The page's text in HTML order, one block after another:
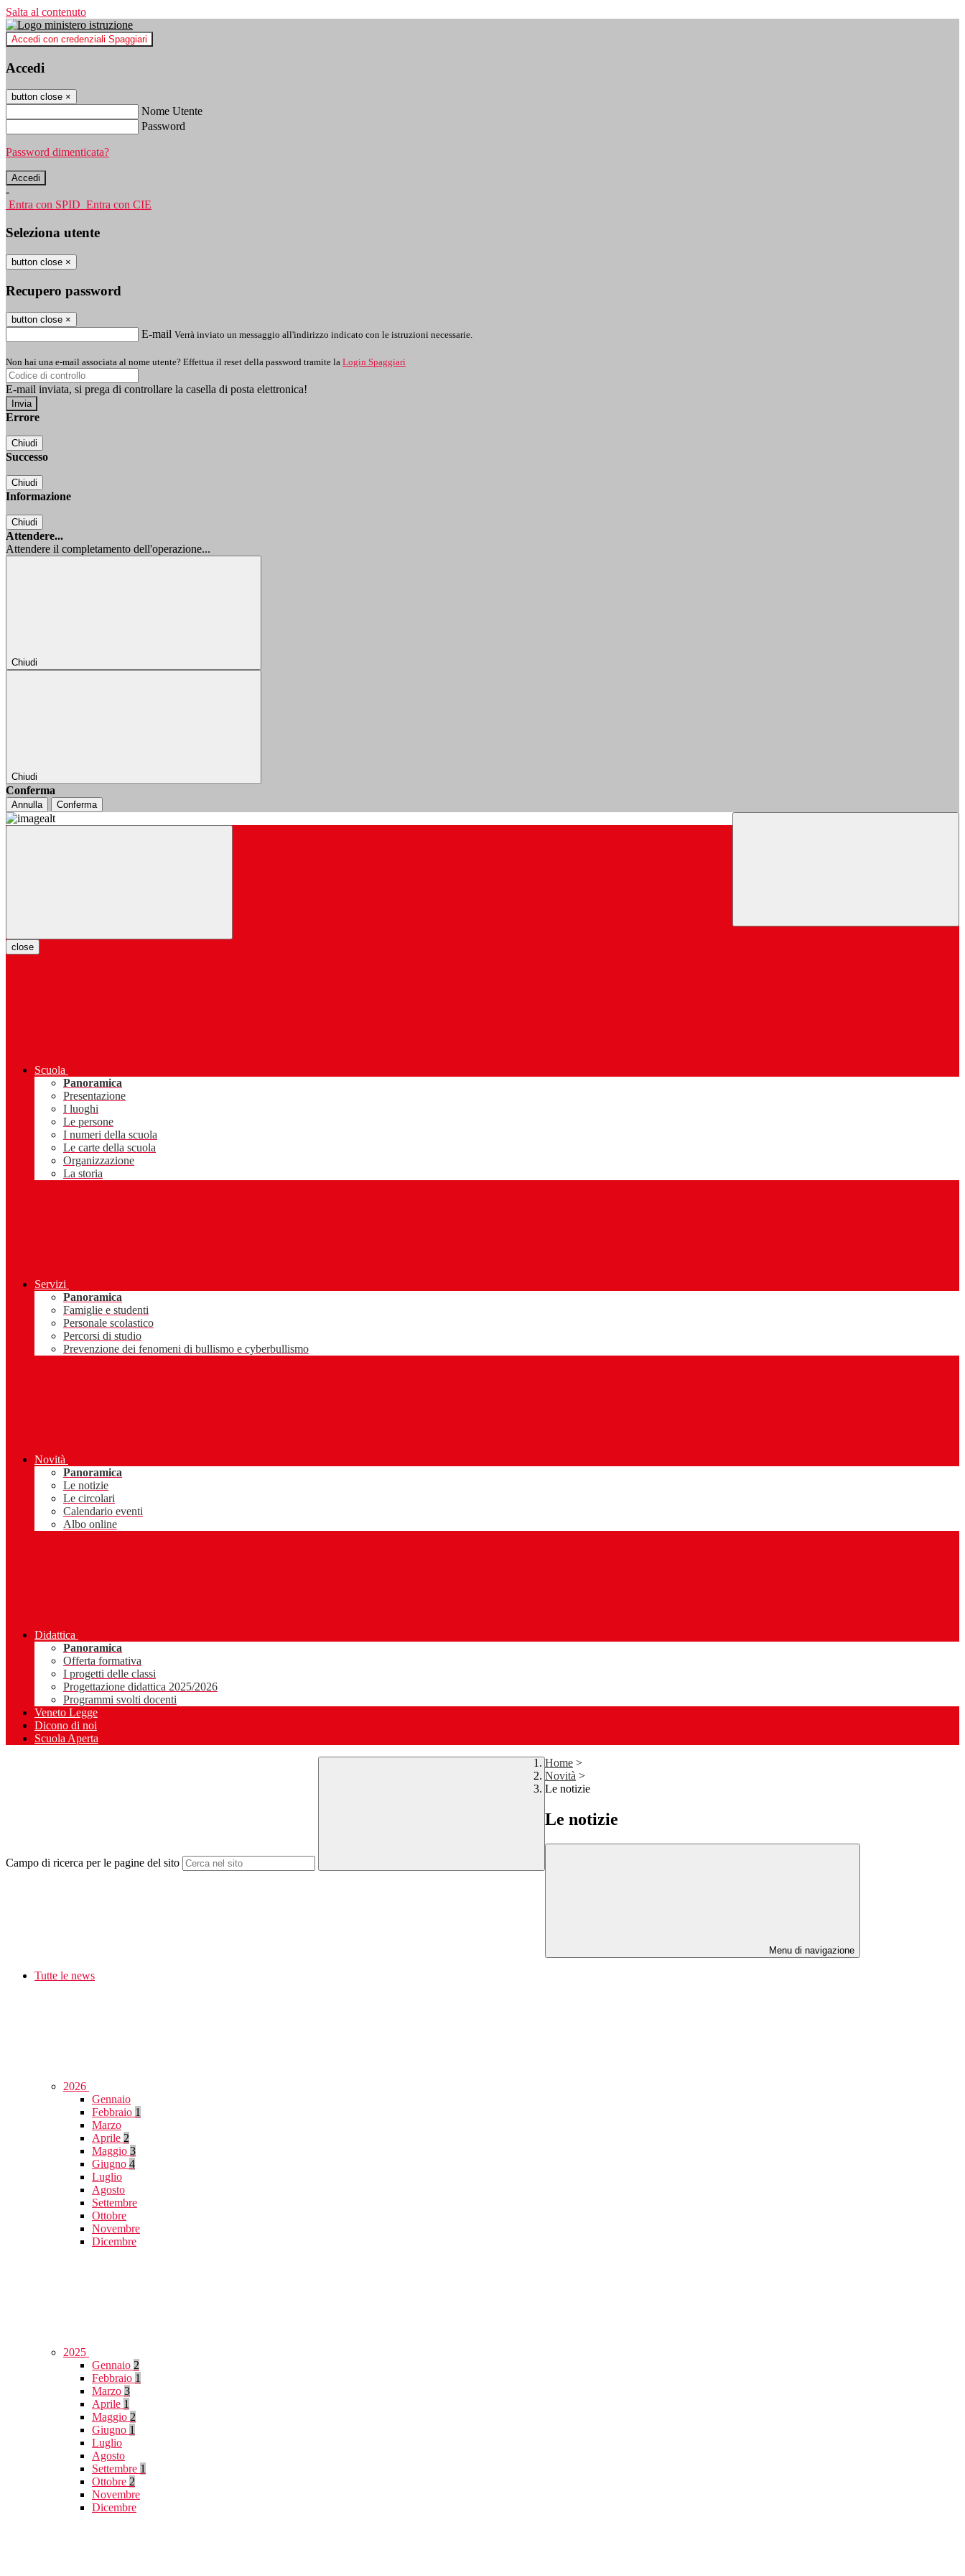
Salta al contenuto
Accedi con credenziali Spaggiari
Accedi
button close ×
Nome Utente
Password
Password dimenticata?
-
Entra con SPID Entra con CIE
Seleziona utente
button close ×
Recupero password
button close ×
E-mail Verrà inviato un messaggio all'indirizzo indicato con le istruzioni necessarie.
Non hai una e-mail associata al nome utente? Effettua il reset della password tramite la Login Spaggiari
E-mail inviata, si prega di controllare la casella di posta elettronica!
Errore
Chiudi
Successo
Chiudi
Informazione
Chiudi
Attendere...
Attendere il completamento dell'operazione...
Chiudi
Chiudi
Conferma
Annulla Conferma
close
Scuola
Panoramica
Presentazione
I luoghi
Le persone
I numeri della scuola
Le carte della scuola
Organizzazione
La storia
Servizi
Panoramica
Famiglie e studenti
Personale scolastico
Percorsi di studio
Prevenzione dei fenomeni di bullismo e cyberbullismo
Novità
Panoramica
Le notizie
Le circolari
Calendario eventi
Albo online
Didattica
Panoramica
Offerta formativa
I progetti delle classi
Progettazione didattica 2025/2026
Programmi svolti docenti
Veneto Legge
Dicono di noi
Scuola Aperta
Campo di ricerca per le pagine del sito
Home >
Novità >
Le notizie
Le notizie
Menu di navigazione
Tutte le news
2026
Gennaio
Febbraio 1
Marzo
Aprile 2
Maggio 3
Giugno 4
Luglio
Agosto
Settembre
Ottobre
Novembre
Dicembre
2025
Gennaio 2
Febbraio 1
Marzo 3
Aprile 1
Maggio 2
Giugno 1
Luglio
Agosto
Settembre 1
Ottobre 2
Novembre
Dicembre